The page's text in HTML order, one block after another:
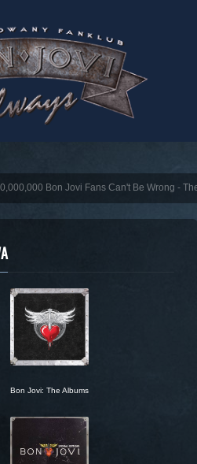
Bon Jovi Fans Can't Be Wrong -
Bon Jovi: The Albums